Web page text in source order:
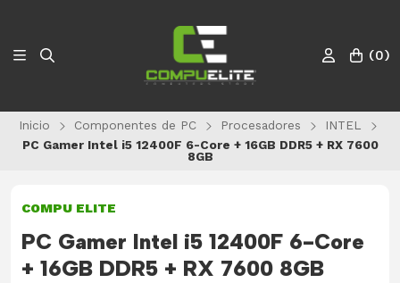
(0)
Inicio Componentes de PC Procesadores
INTEL
PC Gamer Intel i5 12400F 6-Core + 16GB DDR5 + RX 7600
8GB
COMPU ELITE
PC Gamer Intel i5 12400F 6-Core
+ 16GB DDR5 + RX 7600 8GB